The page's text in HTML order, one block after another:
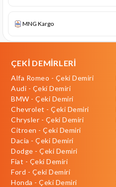
MNG Kargo
ÇEKİ DEMİRLERİ
Alfa Romeo - Çeki Demiri
Audi - Çeki Demiri
BMW - Çeki Demiri
Chevrolet - Çeki Demiri
Chrysler - Çeki Demiri
Citroen - Çeki Demiri
Dacia - Çeki Demiri
Dodge - Çeki Demiri
Fiat - Çeki Demiri
Ford - Çeki Demiri
Honda - Çeki Demiri